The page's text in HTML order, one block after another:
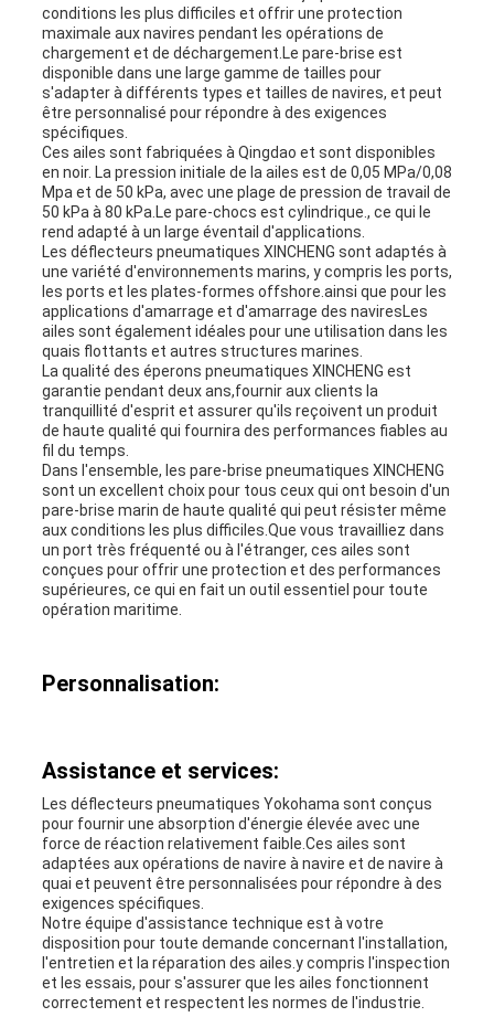
conditions les plus difficiles et offrir une protection
maximale aux navires pendant les opérations de
chargement et de déchargement.Le pare-brise est
disponible dans une large gamme de tailles pour
s'adapter à différents types et tailles de navires, et peut
être personnalisé pour répondre à des exigences
spécifiques.
Ces ailes sont fabriquées à Qingdao et sont disponibles
en noir. La pression initiale de la ailes est de 0,05 MPa/0,08
Mpa et de 50 kPa, avec une plage de pression de travail de
50 kPa à 80 kPa.Le pare-chocs est cylindrique., ce qui le
rend adapté à un large éventail d'applications.
Les déflecteurs pneumatiques XINCHENG sont adaptés à
une variété d'environnements marins, y compris les ports,
les ports et les plates-formes offshore.ainsi que pour les
applications d'amarrage et d'amarrage des naviresLes
ailes sont également idéales pour une utilisation dans les
quais flottants et autres structures marines.
La qualité des éperons pneumatiques XINCHENG est
garantie pendant deux ans,fournir aux clients la
tranquillité d'esprit et assurer qu'ils reçoivent un produit
de haute qualité qui fournira des performances fiables au
fil du temps.
Dans l'ensemble, les pare-brise pneumatiques XINCHENG
sont un excellent choix pour tous ceux qui ont besoin d'un
pare-brise marin de haute qualité qui peut résister même
aux conditions les plus difficiles.Que vous travailliez dans
un port très fréquenté ou à l'étranger, ces ailes sont
conçues pour offrir une protection et des performances
supérieures, ce qui en fait un outil essentiel pour toute
opération maritime.
Personnalisation:
Assistance et services:
Les déflecteurs pneumatiques Yokohama sont conçus
pour fournir une absorption d'énergie élevée avec une
force de réaction relativement faible.Ces ailes sont
adaptées aux opérations de navire à navire et de navire à
quai et peuvent être personnalisées pour répondre à des
exigences spécifiques.
Notre équipe d'assistance technique est à votre
disposition pour toute demande concernant l'installation,
l'entretien et la réparation des ailes.y compris l'inspection
et les essais, pour s'assurer que les ailes fonctionnent
correctement et respectent les normes de l'industrie.